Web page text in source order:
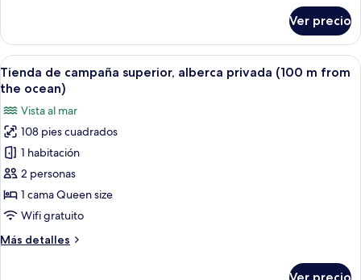
from
the
ocean)
de
campaña
superior,
tina
m
from
the
ocean)
Ver precio
Abrir
todas
fotos
de
Tienda
de
campaña
superior,
privada
Una piscina con borde de azulejos,
13
Tienda de campaña superior, alberca privada (100 m from
the ocean)
Vista al mar
108 pies cuadrados
1 habitación
2 personas
1 cama Queen size
Wifi gratuito
Más detalles
Más